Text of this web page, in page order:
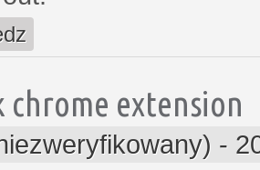
chrome extension
-